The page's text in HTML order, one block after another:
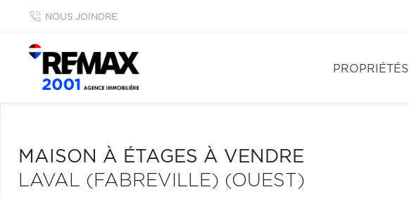
NOUS JOINDRE
PROPRIÉTÉS
MAISON À ÉTAGES À VENDRE
LAVAL (FABREVILLE) (OUEST)